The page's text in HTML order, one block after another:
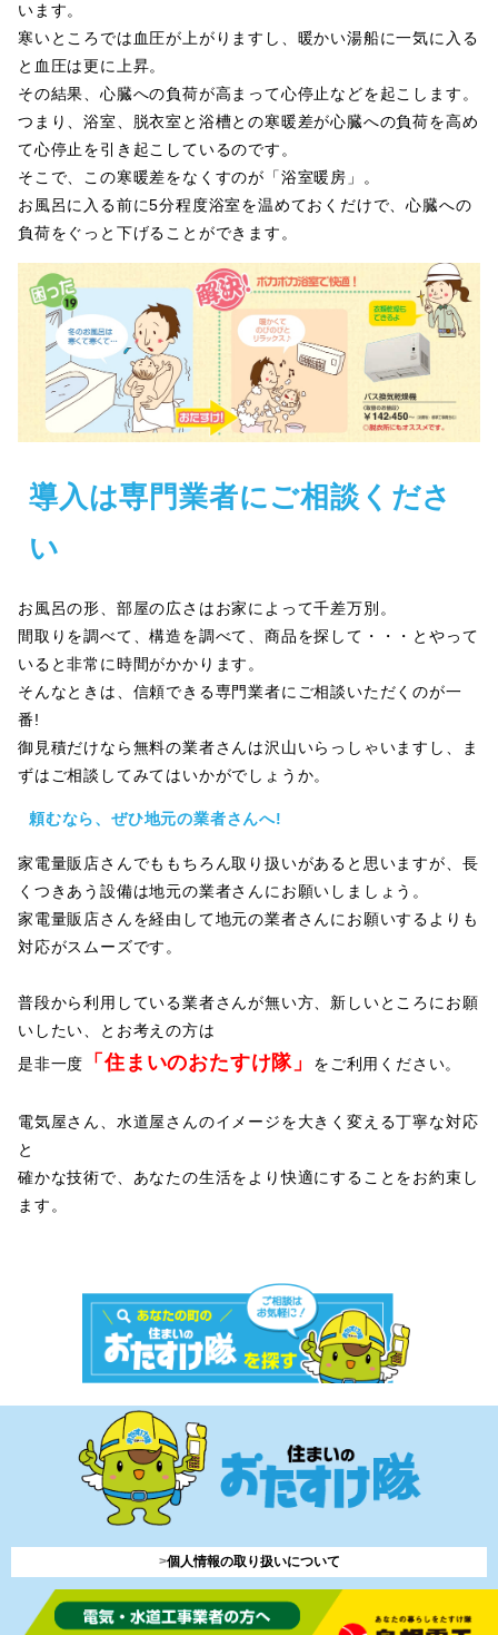
います。
寒いところでは血圧が上がりますし、暖かい湯船に一気に入る
と血圧は更に上昇。
その結果、心臓への負荷が高まって心停止などを起こします。
つまり、浴室、脱衣室と浴槽との寒暖差が心臓への負荷を高め
て心停止を引き起こしているのです。
そこで、この寒暖差をなくすのが「浴室暖房」。
お風呂に入る前に5分程度浴室を温めておくだけで、心臓への
負荷をぐっと下げることができます。
導入は専門業者にご相談くださ
い
お風呂の形、部屋の広さはお家によって千差万別。
間取りを調べて、構造を調べて、商品を探して・・・とやって
いると非常に時間がかかります。
そんなときは、信頼できる専門業者にご相談いただくのが一
番!
御見積だけなら無料の業者さんは沢山いらっしゃいますし、ま
ずはご相談してみてはいかがでしょうか。
頼むなら、ぜひ地元の業者さんへ!
家電量販店さんでももちろん取り扱いがあると思いますが、長
くつきあう設備は地元の業者さんにお願いしましょう。
家電量販店さんを経由して地元の業者さんにお願いするよりも
対応がスムーズです。
普段から利用している業者さんが無い方、新しいところにお願
いしたい、とお考えの方は
是非一度
「住まいのおたすけ隊」 をご利用ください。
電気屋さん、水道屋さんのイメージを大きく変える丁寧な対応
と
確かな技術で、あなたの生活をより快適にすることをお約束し
ます。
>個人情報の取り扱いについて